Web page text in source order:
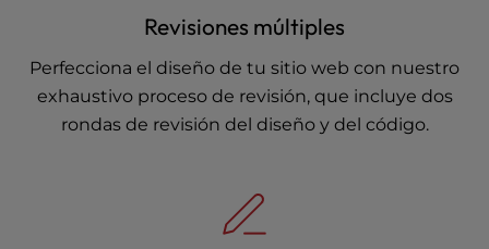
Revisiones múltiples
Perfecciona el diseño de tu sitio web con nuestro
exhaustivo proceso de revisión, que incluye dos
rondas de revisión del diseño y del código.